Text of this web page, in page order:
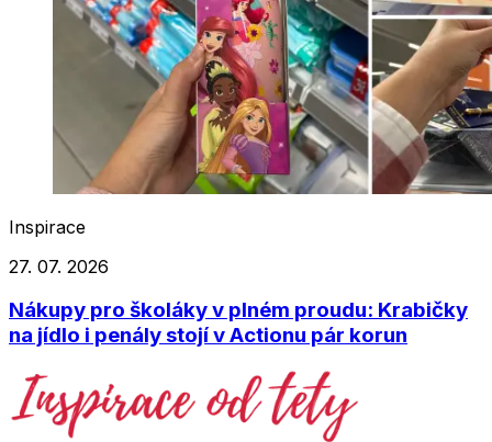
Inspirace
27. 07. 2026
Nákupy pro školáky v plném proudu: Krabičky
na jídlo i penály stojí v Actionu pár korun